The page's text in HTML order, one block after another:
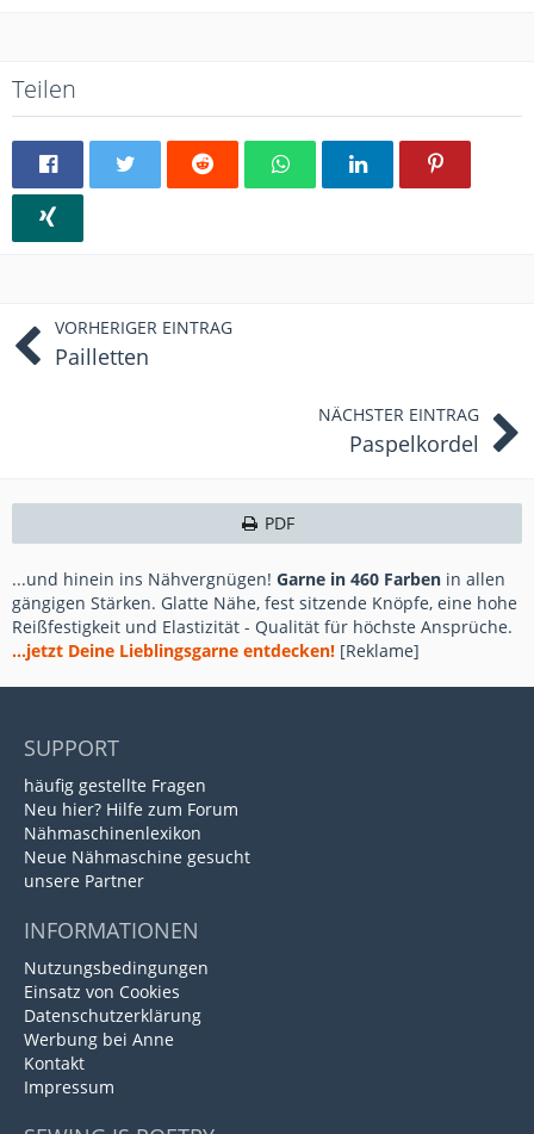
Teilen
VORHERIGER EINTRAG
Pailletten
NÄCHSTER EINTRAG
Paspelkordel
PDF
...und hinein ins Nähvergnügen! Garne in 460 Farben in allen
gängigen Stärken. Glatte Nähe, fest sitzende Knöpfe, eine hohe
Reißfestigkeit und Elastizität - Qualität für höchste Ansprüche.
...jetzt Deine Lieblingsgarne entdecken! [Reklame]
SUPPORT
häufig gestellte Fragen
Neu hier? Hilfe zum Forum
Nähmaschinenlexikon
Neue Nähmaschine gesucht
unsere Partner
INFORMATIONEN
Nutzungsbedingungen
Einsatz von Cookies
Datenschutzerklärung
Werbung bei Anne
Kontakt
Impressum